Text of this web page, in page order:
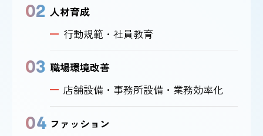
02 人材育成
行動規範・社員教育
03 職場環境改善
店舗設備・事務所設備・業務効率化
04 ファッション